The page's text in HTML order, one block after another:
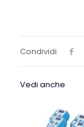
Condividi
Vedi anche